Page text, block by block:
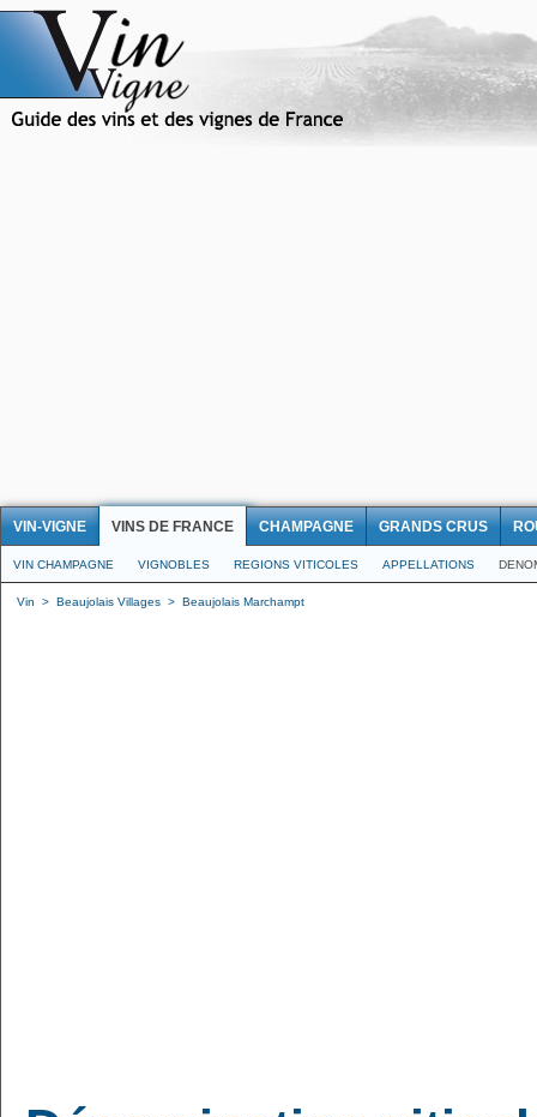
VIN-VIGNE VINS DE FRANCE CHAMPAGNE GRANDS CRUS
VIN CHAMPAGNE VIGNOBLES REGIONS VITICOLES APPELLATIONS
Vin > Beaujolais Villages > Beaujolais Marchampt